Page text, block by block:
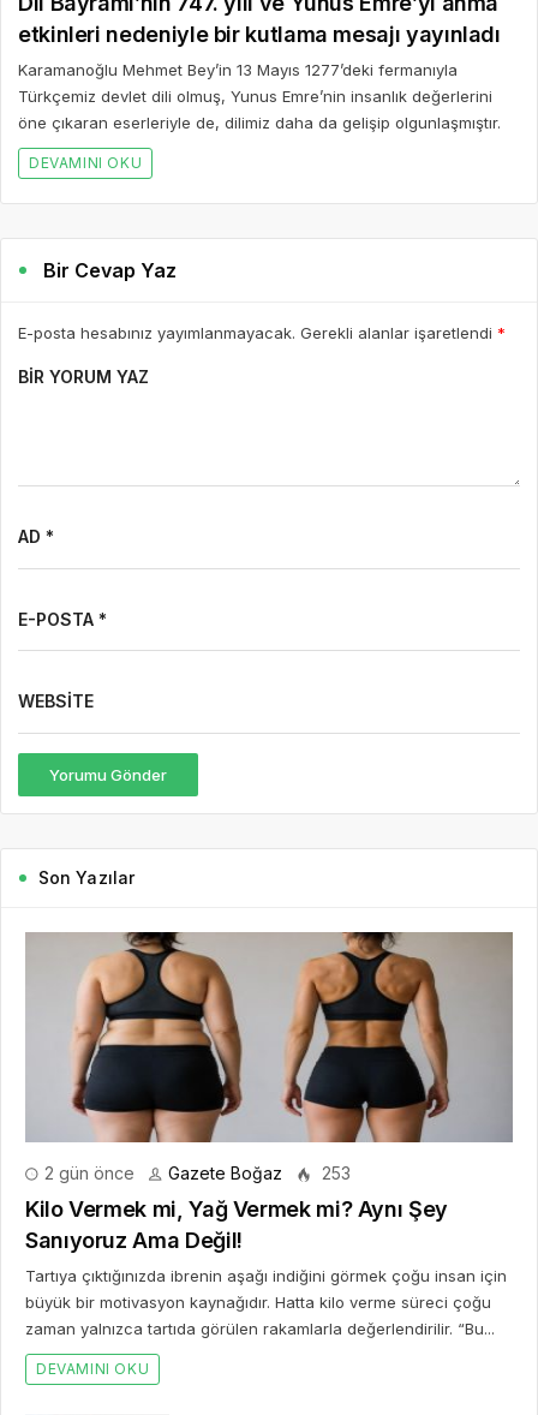
etkinleri nedeniyle bir kutlama mesajı yayınladı
Karamanoğlu Mehmet Bey’in 13 Mayıs 1277’deki fermanıyla
Türkçemiz devlet dili olmuş, Yunus Emre’nin insanlık değerlerini
öne çıkaran eserleriyle de, dilimiz daha da gelişip olgunlaşmıştır.
DEVAMINI OKU
Bir Cevap Yaz
E-posta hesabınız yayımlanmayacak. Gerekli alanlar işaretlendi *
BIR YORUM YAZ
AD *
E-POSTA *
WEBSITE
Yorumu Gönder
Son Yazılar
2 gün önce Gazete Boğaz 253
Kilo Vermek mi, Yağ Vermek mi? Aynı Şey
Sanıyoruz Ama Değil!
Tartıya çıktığınızda ibrenin aşağı indiğini görmek çoğu insan için
büyük bir motivasyon kaynağıdır. Hatta kilo verme süreci çoğu
zaman yalnızca tartıda görülen rakamlarla değerlendirilir. “Bu...
DEVAMINI OKU